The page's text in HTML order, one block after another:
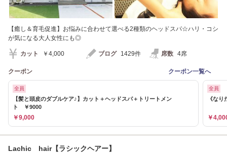
【癒し＆育毛促進】お悩みに合わせて選べる2種類のヘッドスパ☆ハリ・コシ
が気になる大人女性にも◎
カット ￥4,000 ブログ 1429件 席数 4席
クーポン クーポン一覧へ
全員
【髪と頭皮のダブルケア♪】カット＋ヘッドスパ＋トリートメン
ト ￥9000
￥9,000
全員
《な
￥
Lachic hair【ラシックヘアー】